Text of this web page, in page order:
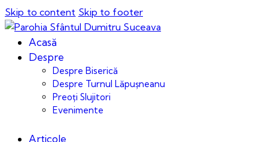
Skip to content Skip to footer
Acasă
Despre
Despre Biserică
Despre Turnul Lăpușneanu
Preoți Slujitori
Evenimente
Articole